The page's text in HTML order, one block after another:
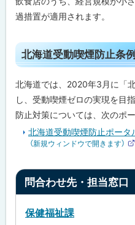
し
た
北
海
道
動
煙
防
止
条
問
合
わ
せ
・
過措置が適用されます。
ト
ッ
プ
に
戻
北海道受動喫煙防止条例
北海道では、2020年3月に「
し、受動喫煙ゼロの実現を目
防止対策については、次のポ
北海道受動喫煙防止ポータ
（新規ウィンドウで開きます）
イ
ト
ト
問合わせ先・担当窓口
保健福祉課